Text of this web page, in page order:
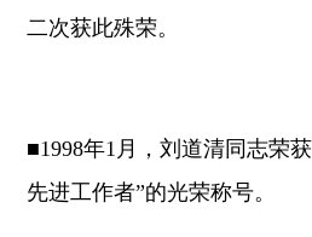
二次获此殊荣。
■1998年1月，刘道清同志荣
先进工作者”的光荣称号。